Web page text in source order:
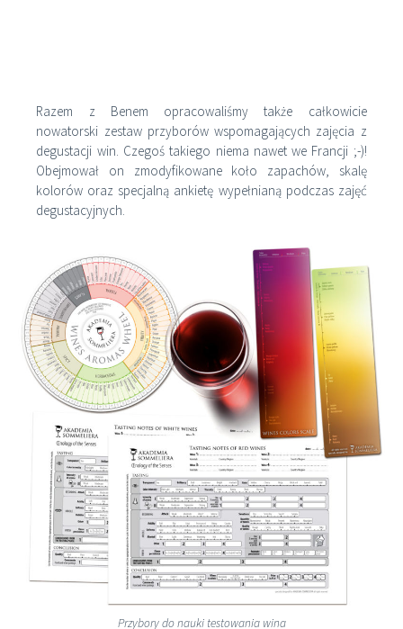
Razem z Benem opracowaliśmy także całkowicie
nowatorski zestaw przyborów wspomagających zajęcia z
degustacji win. Czegoś takiego niema nawet we Francji ;-)!
Obejmował on zmodyfikowane koło zapachów, skalę
kolorów oraz specjalną ankietę wypełnianą podczas zajęć
degustacyjnych.
Przybory do nauki testowania wina